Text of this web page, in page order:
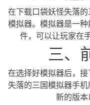
在下载口袋妖怪失落
模拟器。模拟器是一
件，可以让玩家在
三、
在选择好模拟器后，
失落的三国模拟器手
新的版本